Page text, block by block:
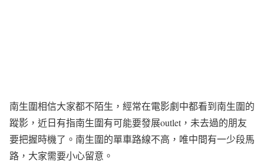
南生圍相信大家都不陌生，經常在電影劇中都看到南生圍的
蹤影，近日有指南生圍有可能要發展outlet，未去過的朋友
要把握時機了。南生圍的單車路線不高，唯中間有一少段馬
路，大家需要小心留意。